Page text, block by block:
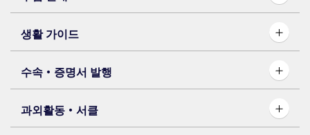
생활 가이드
수속・증명서 발행
과외활동・서클